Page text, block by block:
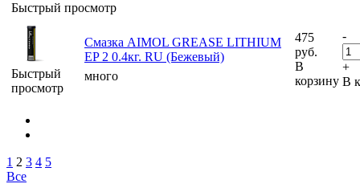
Быстрый просмотр
Быстрый
просмотр
Смазка AIMOL GREASE LITHIUM
EP 2 0.4кг. RU (Бежевый)
много
475
руб.
В
корзину
-
+
В
1 2 3 4 5
Все